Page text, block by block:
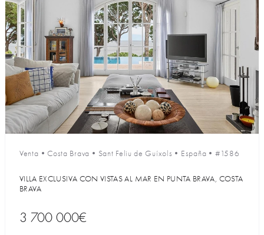
Venta •Costa Brava • Sant Feliu de Guíxols • España • #1586
VILLA EXCLUSIVA CON VISTAS AL MAR EN PUNTA BRAVA, COSTA
BRAVA
3 700 000€